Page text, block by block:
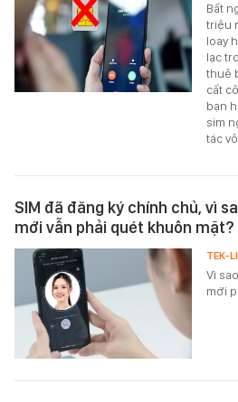
Bất
triệu
loay
lạc
thuê
cất
bạn
sim
tác
SIM đã đăng ký chính chủ, vì
mới vẫn phải quét khuôn mặt?
Vì
mới
TEK-